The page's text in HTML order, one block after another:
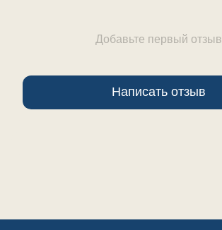
Добавьте первый отзыв
Написать отзыв